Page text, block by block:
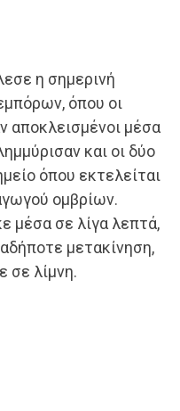
η σημερινή
όπου οι
αποκλεισμένοι μέσα
και οι δύο
όπου εκτελείται
ομβρίων.
μέσα σε λίγα λεπτά,
μετακίνηση,
σε λίμνη.